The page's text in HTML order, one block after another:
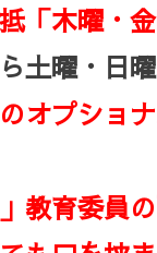
「木曜・金
土曜・日
オプショ
教育委員